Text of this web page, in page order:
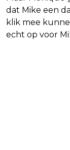
dat Mike een
klik mee
echt op voor